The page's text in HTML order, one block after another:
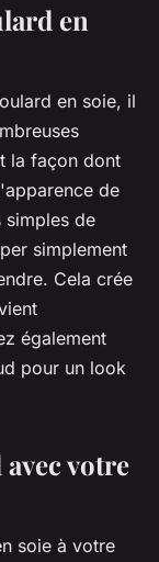
en
en soie, il
la façon dont
de
simples de
simplement
Cela crée
également
pour un look
votre
soie à votre